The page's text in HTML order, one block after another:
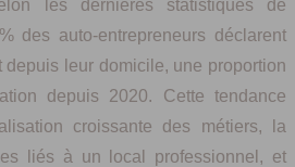
les dernières statistiques de
des auto-entrepreneurs déclarent
leur domicile, une proportion
depuis 2020. Cette tendance
croissante des métiers, la
liés à un local professionnel, et